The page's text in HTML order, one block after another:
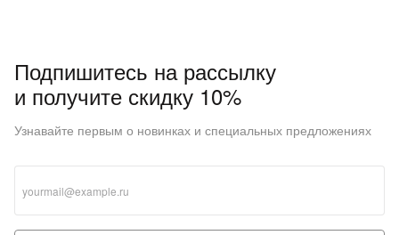
Подпишитесь на рассылку
и получите скидку 10%
Узнавайте первым о новинках и специальных предложениях
раз в 2 недели